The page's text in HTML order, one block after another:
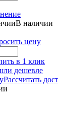
В наличии
цену
в 1 клик
дешевле
Рассчитать